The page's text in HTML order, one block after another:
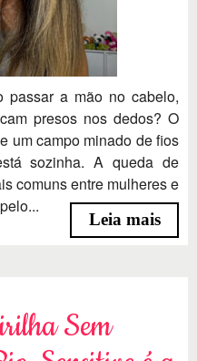
passar a mão no cabelo,
presos nos dedos? O
um campo minado de fios
sozinha. A queda de
comuns entre mulheres e
Leia mais
Sem